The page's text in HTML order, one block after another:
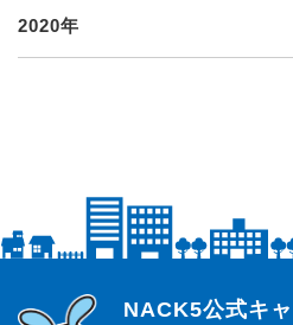
2020年
らじっと君
NACK5公式キ